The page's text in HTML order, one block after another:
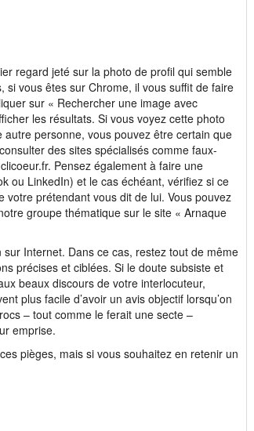
regard jeté sur la photo de profil qui semble
vous êtes sur Chrome, il vous suffit de faire
sur « Rechercher une image avec
les résultats. Si vous voyez cette photo
personne, vous pouvez être certain que
des sites spécialisés comme faux-
Pensez également à faire une
ou LinkedIn) et le cas échéant, vérifiez si ce
prétendant vous dit de lui. Vous pouvez
groupe thématique sur le site « Arnaque
Internet. Dans ce cas, restez tout de même
précises et ciblées. Si le doute subsiste et
beaux discours de votre interlocuteur,
plus facile d’avoir un avis objectif lorsqu’on
– tout comme le ferait une secte –
emprise.
pièges, mais si vous souhaitez en retenir un